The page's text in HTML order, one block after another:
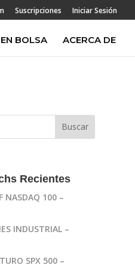
Suscripciones Iniciar Sesión
BOLSA ACERCA DE
Recientes
NASDAQ 100 –
INDUSTRIAL –
SPX 500 –